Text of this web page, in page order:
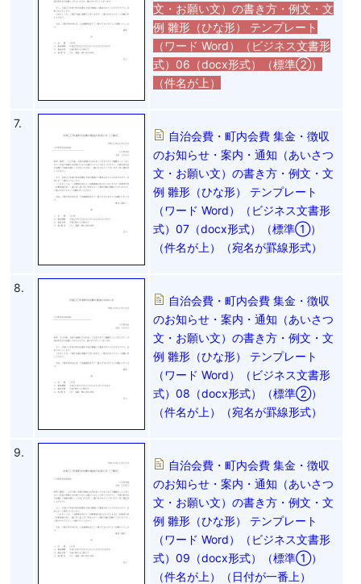
文・お願い文）の書き方・例文・文
例 雛形（ひな形） テンプレート
（ワード Word）（ビジネス文書形
式）06（docx形式）（標準②）
（件名が上）
7.
自治会費・町内会費 集金・徴収
のお知らせ・案内・通知（あいさつ
文・お願い文）の書き方・例文・文
例 雛形（ひな形） テンプレート
（ワード Word）（ビジネス文書形
式）07（docx形式）（標準①）
（件名が上）（宛名が罫線形式）
8.
自治会費・町内会費 集金・徴収
のお知らせ・案内・通知（あいさつ
文・お願い文）の書き方・例文・文
例 雛形（ひな形） テンプレート
（ワード Word）（ビジネス文書形
式）08（docx形式）（標準②）
（件名が上）（宛名が罫線形式）
9.
自治会費・町内会費 集金・徴収
のお知らせ・案内・通知（あいさつ
文・お願い文）の書き方・例文・文
例 雛形（ひな形） テンプレート
（ワード Word）（ビジネス文書形
式）09（docx形式）（標準①）
（件名が上）（日付が一番上）